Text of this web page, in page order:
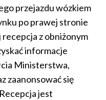
przejazdu wózkiem
po prawej stronie
recepcja z obniżonym
informacje
Ministerstwa,
zaanonsować się
jest